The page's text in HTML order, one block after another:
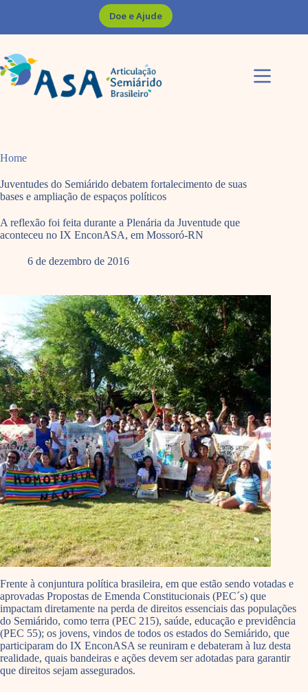
Doe e Ajude
Home
Juventudes do Semiárido debatem fortalecimento de suas
bases e ampliação de espaços políticos
A reflexão foi feita durante a Plenária da Juventude que
aconteceu no IX EnconASA, em Mossoró-RN
6 de dezembro de 2016
Frente à conjuntura política brasileira, em que estão sendo votadas e
aprovadas Propostas de Emenda Constitucionais (PEC´s) que
impactam diretamente na perda de direitos essenciais das populações
do Semiárido, como terra (PEC 215), saúde, educação e previdência
(PEC 55); os jovens, vindos de todos os estados do Semiárido, que
participaram do IX EnconASA se reuniram e debateram à luz desta
realidade, quais bandeiras e ações devem ser adotadas para garantir
que direitos sejam assegurados.